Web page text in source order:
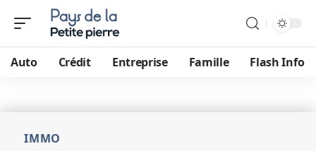
Auto Crédit Entreprise Famille Flash Info
IMMO